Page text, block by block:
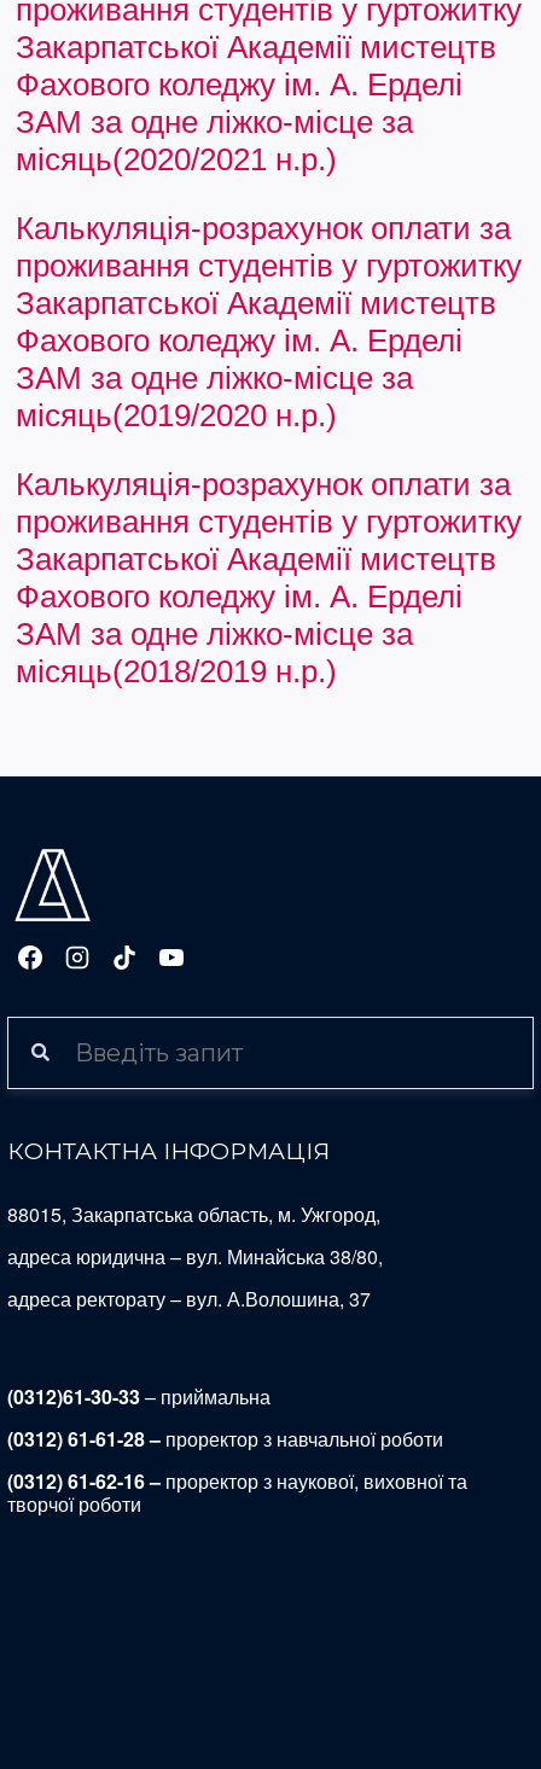
проживання студентів у гуртожитку
Закарпатської Академії мистецтв
Фахового коледжу ім. А. Ерделі
ЗАМ за одне ліжко-місце за
місяць(2020/2021 н.р.)
Калькуляція-розрахунок оплати за
проживання студентів у гуртожитку
Закарпатської Академії мистецтв
Фахового коледжу ім. А. Ерделі
ЗАМ за одне ліжко-місце за
місяць(2019/2020 н.р.)
Калькуляція-розрахунок оплати за
проживання студентів у гуртожитку
Закарпатської Академії мистецтв
Фахового коледжу ім. А. Ерделі
ЗАМ за одне ліжко-місце за
місяць(2018/2019 н.р.)
КОНТАКТНА ІНФОРМАЦІЯ
88015, Закарпатська область, м. Ужгород,
адреса юридична – вул. Минайська 38/80,
адреса ректорату – вул. А.Волошина, 37
(0312)61-30-33– приймальна
(0312) 61-61-28 – проректор з навчальної роботи
(0312) 61-62-16 – проректор з наукової, виховної та
творчої роботи